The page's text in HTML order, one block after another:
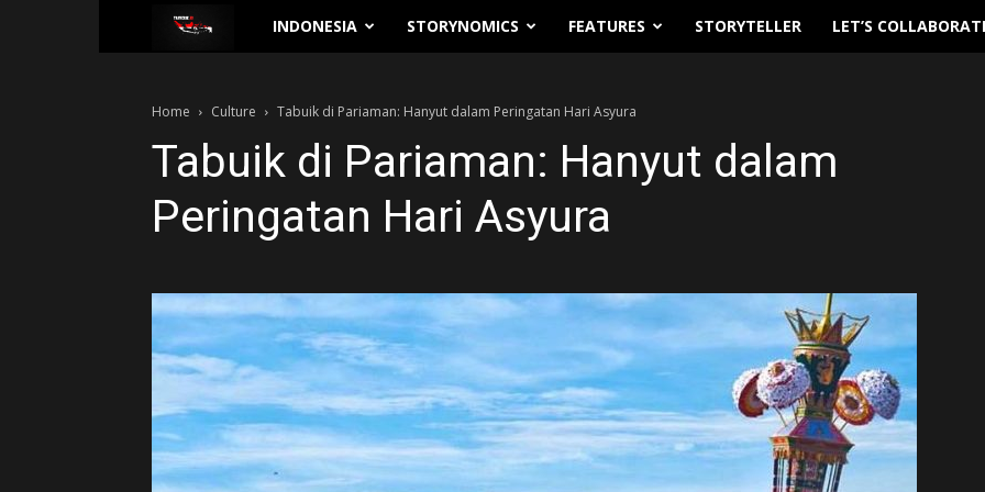
Traverse.id
INDONESIA STORYNOMICS FEATURES STORYTELLER LET’S
Home Culture Tabuik di Pariaman: Hanyut dalam Peringatan Hari Asyura
Tabuik di Pariaman: Hanyut dalam
Peringatan Hari Asyura